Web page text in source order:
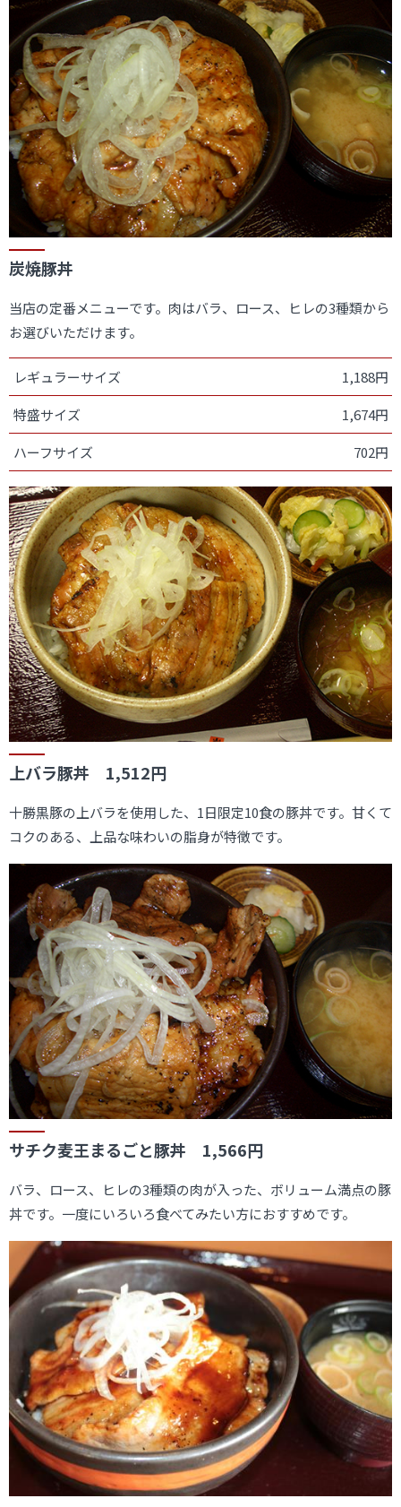
炭焼豚丼
当店の定番メニューです。肉はバラ、ロース、ヒレの3種類から
お選びいただけます。
レギュラーサイズ
1,188円
特盛サイズ
1,674円
ハーフサイズ
702円
上バラ豚丼 1,512円
十勝黒豚の上バラを使用した、1日限定10食の豚丼です。甘くて
コクのある、上品な味わいの脂身が特徴です。
サチク麦王まるごと豚丼 1,566円
バラ、ロース、ヒレの3種類の肉が入った、ボリューム満点の豚
丼です。一度にいろいろ食べてみたい方におすすめです。